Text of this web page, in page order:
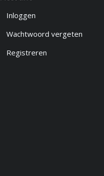
Inloggen
Wachtwoord vergeten
Registreren